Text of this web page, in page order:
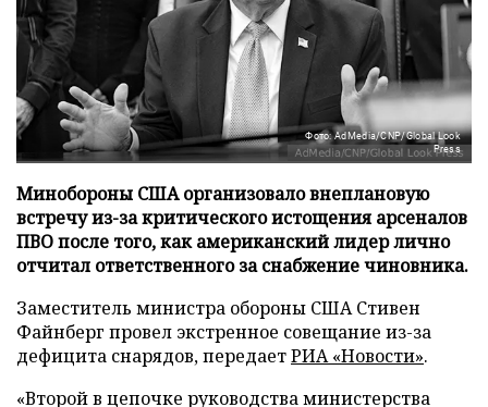
Фото: AdMedia/CNP/Global Look
Press
Минобороны США организовало внеплановую
встречу из-за критического истощения арсеналов
ПВО после того, как американский лидер лично
отчитал ответственного за снабжение чиновника.
Заместитель министра обороны США Стивен
Файнберг провел экстренное совещание из-за
дефицита снарядов, передаетРИА «Новости».
«Второй в цепочке руководства министерства